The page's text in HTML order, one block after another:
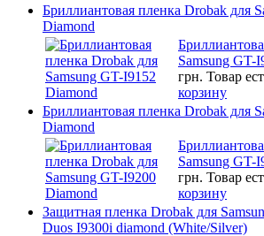
Бриллиантовая пленка Drobak для
Diamond
Samsung GT-
грн. Товар
корзину
Бриллиантовая пленка Drobak для
Diamond
Samsung GT-
грн. Товар
корзину
Защитная пленка Drobak для
Duos I9300i diamond (White/Silver)